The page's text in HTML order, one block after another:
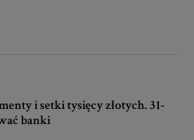
i setki tysięcy złotych. 31-
banki